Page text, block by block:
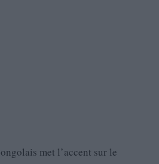
met l’accent sur le